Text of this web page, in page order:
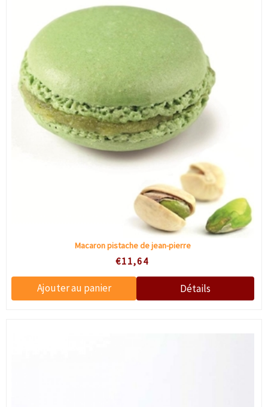
Macaron pistache de jean-pierre
€11,64
Remise sur votre première
commande
Inscrivez-vous et obtenez une réduction
instantanée.
Soumettre
Non merci
communications par e-mail et pouvez vous
désabonner à tout moment.